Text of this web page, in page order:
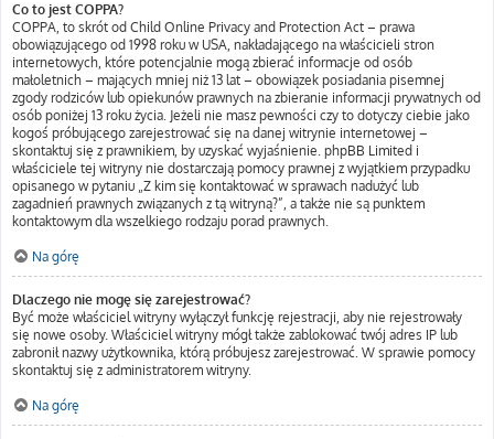
Co to jest COPPA?
COPPA, to skrót od Child Online Privacy and Protection Act – prawa
obowiązującego od 1998 roku w USA, nakładającego na właścicieli stron
internetowych, które potencjalnie mogą zbierać informacje od osób
małoletnich – mających mniej niż 13 lat – obowiązek posiadania pisemnej
zgody rodziców lub opiekunów prawnych na zbieranie informacji prywatnych od
osób poniżej 13 roku życia. Jeżeli nie masz pewności czy to dotyczy ciebie jako
kogoś próbującego zarejestrować się na danej witrynie internetowej –
skontaktuj się z prawnikiem, by uzyskać wyjaśnienie. phpBB Limited i
właściciele tej witryny nie dostarczają pomocy prawnej z wyjątkiem przypadku
opisanego w pytaniu „Z kim się kontaktować w sprawach nadużyć lub
zagadnień prawnych związanych z tą witryną?”, a także nie są punktem
kontaktowym dla wszelkiego rodzaju porad prawnych.
Na górę
Dlaczego nie mogę się zarejestrować?
Być może właściciel witryny wyłączył funkcję rejestracji, aby nie rejestrowały
się nowe osoby. Właściciel witryny mógł także zablokować twój adres IP lub
zabronił nazwy użytkownika, którą próbujesz zarejestrować. W sprawie pomocy
skontaktuj się z administratorem witryny.
Na górę